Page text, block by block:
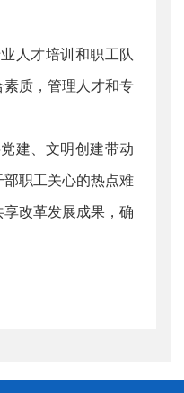
人才培训和职工队
质，管理人才和专
建、文明创建带动
职工关心的热点难
改革发展成果，确